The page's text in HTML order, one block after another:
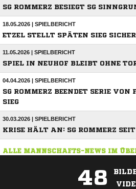
SG ROMMERZ BESIEGT SG
18.05.2026 | SPIELBERICHT
ETZEL STELLT SPÄTEN SIEG SICHER
11.05.2026 | SPIELBERICHT
SPIEL IN NEUHOF BLEIBT OHNE
04.04.2026 | SPIELBERICHT
SG ROMMERZ BEENDET SERIE VON
SIEG
30.03.2026 | SPIELBERICHT
KRISE HÄLT AN: SG ROMMERZ
ALLE MANNSCHAFTS-NEWS IM
48